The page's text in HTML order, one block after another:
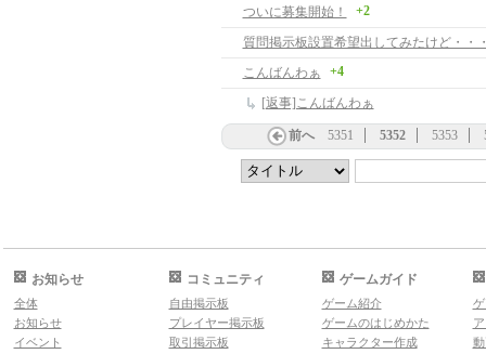
ついに募集開始！
+2
質問掲示板設置希望出してみたけど・・
こんばんわぁ
+4
[返事]こんばんわぁ
前へ 5351 5352 5353
お知らせ
全体
お知らせ
イベント
コミュニティ
自由掲示板
プレイヤー掲示板
取引掲示板
ゲームガイド
ゲーム紹介
ゲームのはじめかた
キャラクター作成